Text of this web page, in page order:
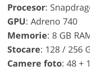
Procesor:
GPU: Adreno 740
Memorie: 8 GB
Stocare: 128 / 256
Camere foto: 48 +